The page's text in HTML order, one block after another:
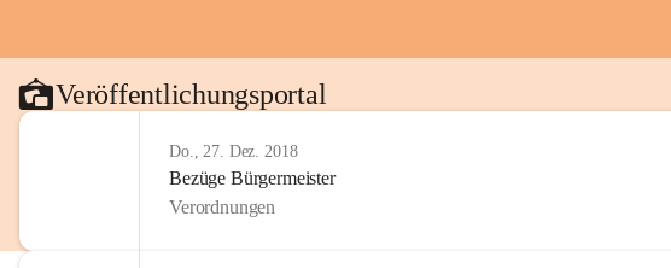
Veröffentlichungsportal
Do., 27. Dez. 2018
Bezüge Bürgermeister
Verordnungen